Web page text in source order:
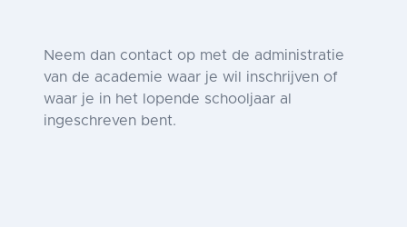
Neem dan contact op met de administratie
van de academie waar je wil inschrijven of
waar je in het lopende schooljaar al
ingeschreven bent.